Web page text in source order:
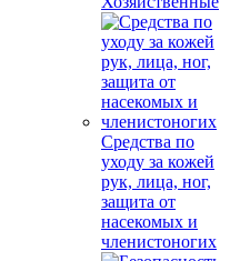
Средства по
уходу за кожей
рук, лица, ног,
защита от
насекомых и
членистоногих